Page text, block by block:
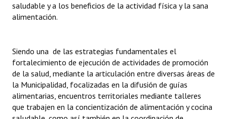
saludable y a los beneficios de la actividad física y la sana
alimentación.
Siendo una de las estrategias fundamentales el
fortalecimiento de ejecución de actividades de promoción
de la salud, mediante la articulación entre diversas áreas de
la Municipalidad, focalizadas en la difusión de guías
alimentarias, encuentros territoriales mediante talleres
que trabajen en la concientización de alimentación y cocina